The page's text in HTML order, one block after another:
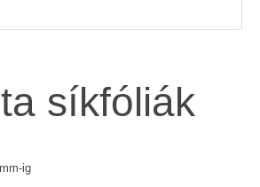
síkfóliák
ig